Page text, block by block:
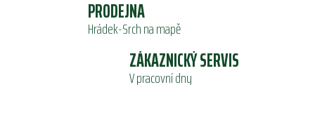
PRODEJNA
Hrádek-Srch na mapě
ZÁKAZNICKÝ SERVIS
V pracovní dny